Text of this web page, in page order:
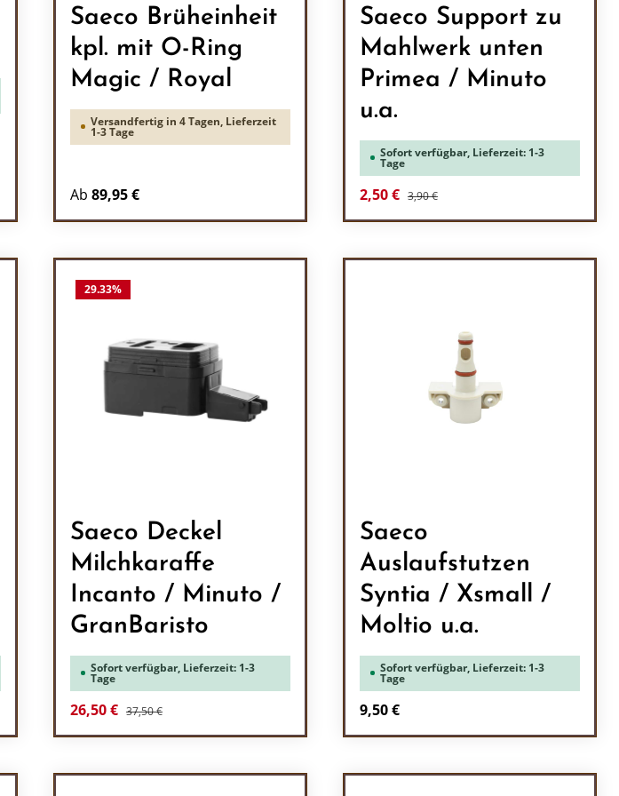
Saeco Brüheinheit
kpl. mit O-Ring
Magic / Royal
Versandfertig in 4 Tagen, Lieferzeit
1-3 Tage
Ab 89,95 €
Saeco Support zu
Mahlwerk unten
Primea / Minuto
u.a.
Sofort verfügbar, Lieferzeit: 1-3
Tage
Verkaufspreis:
2,50 € 3,90 €
29.33%
Saeco Deckel
Milchkaraffe
Incanto / Minuto /
GranBaristo
Sofort verfügbar, Lieferzeit: 1-3
Tage
Verkaufspreis:
26,50 € 37,50 €
Saeco
Auslaufstutzen
Syntia / Xsmall /
Moltio u.a.
Sofort verfügbar, Lieferzeit: 1-3
Tage
Regulärer Preis:
9,50 €